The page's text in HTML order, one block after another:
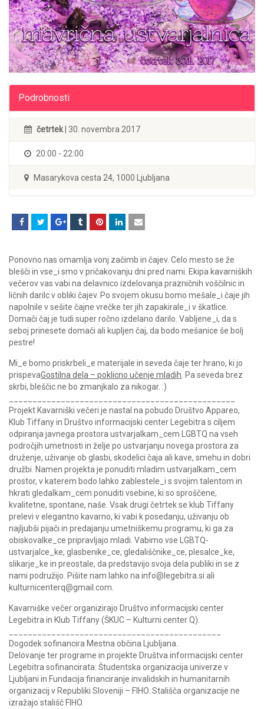
Podrobnosti
četrtek| 30. novembra 2017
20:00 - 22:00
Masarykova cesta 24, 1000 Ljubljana
Ponovno nas omamlja vonj začimb in čajev. Celo mesto se že
blešči in vse_i smo v pričakovanju dni pred nami. Ekipa kavarniških
večerov vas vabi na delavnico izdelovanja prazničnih voščilnic in
ličnih darilc v obliki čajev. Po svojem okusu bomo mešale_i čaje jih
napolnile v sešite čajne vrečke ter jih zapakirale_i v škatlice.
Domači čaj je tudi super ročno izdelano darilo. Vabljene_i, da s
seboj prinesete domači ali kupljen čaj, da bodo mešanice še bolj
pestre!
Mi_e bomo priskrbeli_e materijale in seveda čaje ter hrano, ki jo
prispevaGostilna dela – poklicno učenje mladih. Pa seveda brez
skrbi, bleščic ne bo zmanjkalo za nikogar. :)
Projekt Kavarniški večeri je nastal na pobudo Društvo Appareo,
Klub Tiffany in Društvo informacijski center Legebitra s ciljem
odpiranja javnega prostora ustvarjalkam_cem LGBTQ na vseh
področjih umetnosti in želje po ustvarjanju novega prostora za
druženje, uživanje ob glasbi, skodelici čaja ali kave, smehu in dobri
družbi. Namen projekta je ponuditi mladim ustvarjalkam_cem
prostor, v katerem bodo lahko zablestele_i s svojim talentom in
hkrati gledalkam_cem ponuditi vsebine, ki so sproščene,
kvalitetne, spontane, naše. Vsak drugi četrtek se klub Tiffany
prelevi v elegantno kavarno, ki vabi k posedanju, uživanju ob
najljubši pijači in predajanju umetniškemu programu, ki ga za
obiskovalke_ce pripravljajo mladi. Vabimo vse LGBTQ-
ustvarjalce_ke, glasbenike_ce, gledališčnike_ce, plesalce_ke,
slikarje_ke in preostale, da predstavijo svoja dela publiki in se z
nami podružijo. Pišite nam lahko na info@legebitra.si ali
kulturnicenterq@gmail.com.
Kavarniške večer organizirajo Društvo informacijski center
Legebitra in Klub Tiffany (ŠKUC – Kulturni center Q).
Dogodek sofinancira Mestna občina Ljubljana.
Delovanje ter programe in projekte Društva informacijski center
Legebitra sofinancirata: Študentska organizacija univerze v
Ljubljani in Fundacija financiranje invalidskih in humanitarnih
organizacij v Republiki Sloveniji – FIHO. Stališča organizacije ne
izražajo stališč FIHO.